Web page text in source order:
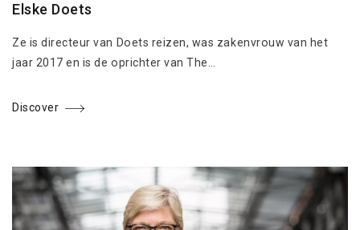
Elske Doets
Ze is directeur van Doets reizen, was zakenvrouw van het
jaar 2017 en is de oprichter van The…
Discover